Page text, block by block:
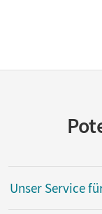
Unser Service